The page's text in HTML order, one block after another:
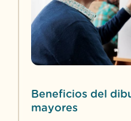
Beneficios del
mayores